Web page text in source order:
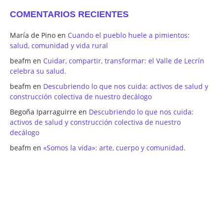
COMENTARIOS RECIENTES
María de Pino en Cuando el pueblo huele a pimientos:
salud, comunidad y vida rural
beafm en Cuidar, compartir, transformar: el Valle de Lecrín
celebra su salud.
beafm en Descubriendo lo que nos cuida: activos de salud y
construcción colectiva de nuestro decálogo
Begoña Iparraguirre en Descubriendo lo que nos cuida:
activos de salud y construcción colectiva de nuestro
decálogo
beafm en «Somos la vida»: arte, cuerpo y comunidad.